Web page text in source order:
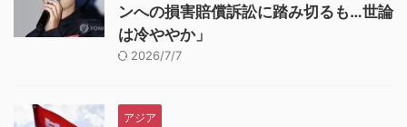
ンへの損害賠償訴訟に踏み切るも…世論
は冷ややか」
2026/7/7
アジア